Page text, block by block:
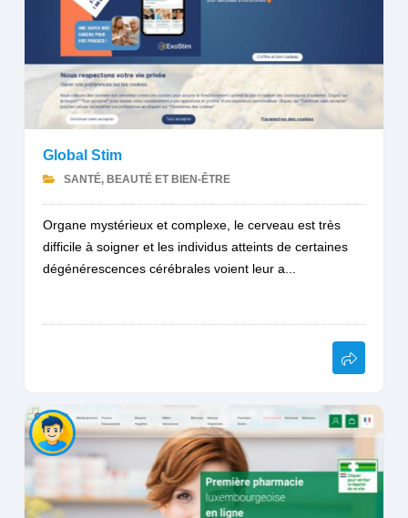
Global Stim
SANTÉ, BEAUTÉ ET BIEN-ÊTRE
Organe mystérieux et complexe, le cerveau est très
difficile à soigner et les individus atteints de certaines
dégénérescences cérébrales voient leur a...